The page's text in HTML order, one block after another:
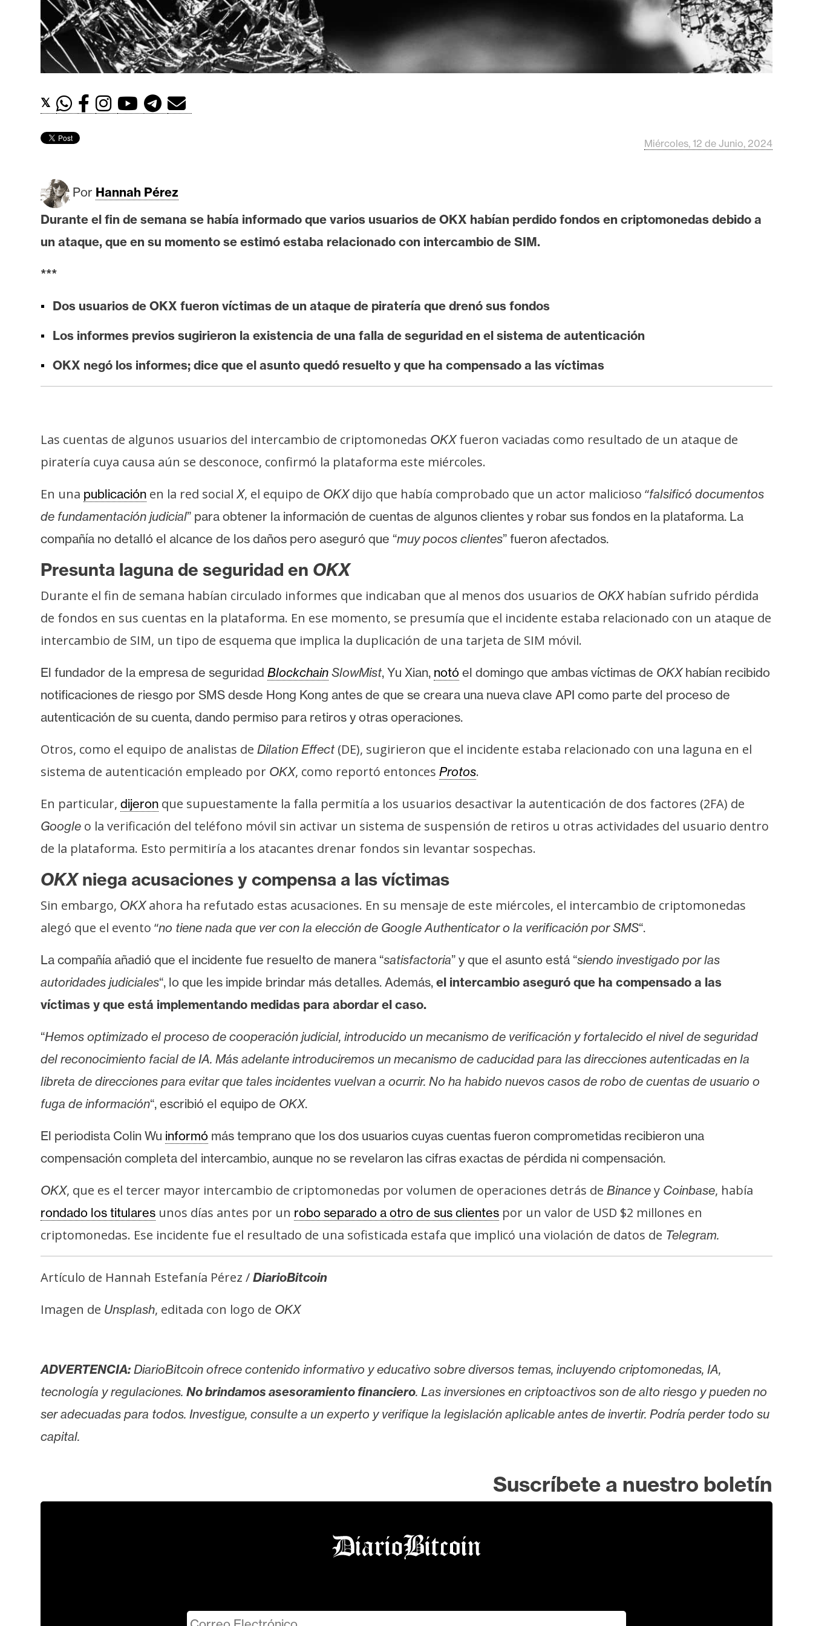
h
e
e
u
m
A
á
i
i
N
o
s
e
r
e
n
a
T
e
m
s
R
c
u
s
s
C
n
t
c
o
y
u
b
i
c
d
a
𝕏
Miércoles, 12 de Junio, 2024
Por Hannah Pérez
Durante el fin de semana se había informado que varios usuarios de OKX habían perdido fondos en criptomonedas debido a
un ataque, que en su momento se estimó estaba relacionado con intercambio de SIM.
***
Dos usuarios de OKX fueron víctimas de un ataque de piratería que drenó sus fondos
Los informes previos sugirieron la existencia de una falla de seguridad en el sistema de autenticación
OKX negó los informes; dice que el asunto quedó resuelto y que ha compensado a las víctimas
Las cuentas de algunos usuarios del intercambio de criptomonedas OKXfueron vaciadas como resultado de un ataque de
piratería cuya causa aún se desconoce, confirmó la plataforma este miércoles.
En una publicación en la red socialX, el equipo de OKXdijo que había comprobado que un actor malicioso “falsificó documentos
de fundamentación judicial” para obtener la información de cuentas de algunos clientes y robar sus fondos en la plataforma. La
compañía no detalló el alcance de los daños pero aseguró que “muy pocos clientes” fueron afectados.
Presunta laguna de seguridad en OKX
Durante el fin de semana habían circulado informes que indicaban que al menos dos usuarios de OKX habían sufrido pérdida
de fondos en sus cuentas en la plataforma. En ese momento, se presumía que el incidente estaba relacionado con un ataque de
intercambio de SIM, un tipo de esquema que implica la duplicación de una tarjeta de SIM móvil.
El fundador de la empresa de seguridad Blockchain SlowMist, Yu Xian, notó el domingo que ambas víctimas de OKXhabían recibido
notificaciones de riesgo por SMS desde Hong Kong antes de que se creara una nueva clave API como parte del proceso de
autenticación de su cuenta, dando permiso para retiros y otras operaciones.
Otros, como el equipo de analistas de Dilation Effect (DE), sugirieron que el incidente estaba relacionado con una laguna en el
sistema de autenticación empleado por OKX, como reportó entonces Protos.
En particular, dijeron que supuestamente la falla permitía a los usuarios desactivar la autenticación de dos factores (2FA) de
Google o la verificación del teléfono móvil sin activar un sistema de suspensión de retiros u otras actividades del usuario dentro
de la plataforma. Esto permitiría a los atacantes drenar fondos sin levantar sospechas.
OKXniega acusaciones y compensa a las víctimas
Sin embargo, OKXahora ha refutado estas acusaciones. En su mensaje de este miércoles, el intercambio de criptomonedas
alegó que el evento “no tiene nada que ver con la elección de Google Authenticator o la verificación por SMS“.
La compañía añadió que el incidente fue resuelto de manera “satisfactoria” y que el asunto está “siendo investigado por las
autoridades judiciales“, lo que les impide brindar más detalles. Además, el intercambio aseguró que ha compensado a las
víctimas y que está implementando medidas para abordar el caso.
“Hemos optimizado el proceso de cooperación judicial, introducido un mecanismo de verificación y fortalecido el nivel de seguridad
del reconocimiento facial de IA. Más adelante introduciremos un mecanismo de caducidad para las direcciones autenticadas en la
libreta de direcciones para evitar que tales incidentes vuelvan a ocurrir. No ha habido nuevos casos de robo de cuentas de usuario o
fuga de información“, escribió el equipo de OKX.
El periodista Colin Wu informó más temprano que los dos usuarios cuyas cuentas fueron comprometidas recibieron una
compensación completa del intercambio, aunque no se revelaron las cifras exactas de pérdida ni compensación.
OKX, que es el tercer mayor intercambio de criptomonedas por volumen de operaciones detrás de Binance y Coinbase, había
rondado los titulares unos días antes por un robo separado a otro de sus clientes por un valor de USD $2 millones en
criptomonedas. Ese incidente fue el resultado de una sofisticada estafa que implicó una violación de datos de Telegram.
Artículo de Hannah Estefanía Pérez / DiarioBitcoin
Imagen de Unsplash, editada con logo de OKX
ADVERTENCIA: DiarioBitcoin ofrece contenido informativo y educativo sobre diversos temas, incluyendo criptomonedas, IA,
tecnología y regulaciones. No brindamos asesoramiento financiero. Las inversiones en criptoactivos son de alto riesgo y pueden no
ser adecuadas para todos. Investigue, consulte a un experto y verifique la legislación aplicable antes de invertir. Podría perder todo su
capital.
Suscríbete a nuestro boletín